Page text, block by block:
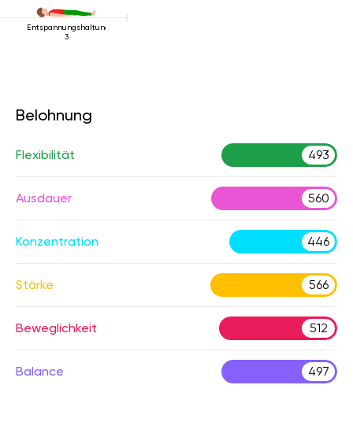
Entspannungshaltung
3
Belohnung
Flexibilität 493
Ausdauer 560
Konzentration 446
Stärke 566
Beweglichkeit 512
Balance 497